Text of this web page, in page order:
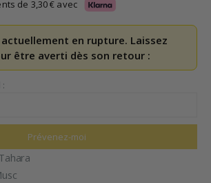
:
€.
actuel
est :
9,90 €.
de 3,30€ avec
en rupture. Laissez
être averti dès son retour :